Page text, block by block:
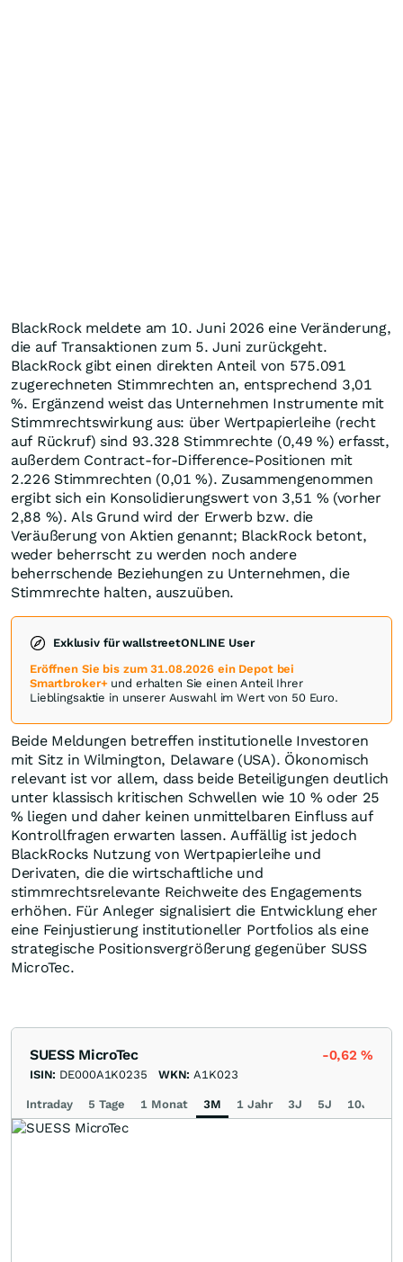
BlackRock meldete am 10. Juni 2026 eine Veränderung,
die auf Transaktionen zum 5. Juni zurückgeht.
BlackRock gibt einen direkten Anteil von 575.091
zugerechneten Stimmrechten an, entsprechend 3,01
%. Ergänzend weist das Unternehmen Instrumente mit
Stimmrechtswirkung aus: über Wertpapierleihe (recht
auf Rückruf) sind 93.328 Stimmrechte (0,49 %) erfasst,
außerdem Contract‑for‑Difference‑Positionen mit
2.226 Stimmrechten (0,01 %). Zusammengenommen
ergibt sich ein Konsolidierungswert von 3,51 % (vorher
2,88 %). Als Grund wird der Erwerb bzw. die
Veräußerung von Aktien genannt; BlackRock betont,
weder beherrscht zu werden noch andere
beherrschende Beziehungen zu Unternehmen, die
Stimmrechte halten, auszuüben.
Exklusiv für wallstreetONLINE User
Eröffnen Sie bis zum 31.08.2026 ein Depot bei
Smartbroker+und erhalten Sie einen Anteil Ihrer
Lieblingsaktie in unserer Auswahl im Wert von 50 Euro.
Beide Meldungen betreffen institutionelle Investoren
mit Sitz in Wilmington, Delaware (USA). Ökonomisch
relevant ist vor allem, dass beide Beteiligungen deutlich
unter klassisch kritischen Schwellen wie 10 % oder 25
% liegen und daher keinen unmittelbaren Einfluss auf
Kontrollfragen erwarten lassen. Auffällig ist jedoch
BlackRocks Nutzung von Wertpapierleihe und
Derivaten, die die wirtschaftliche und
stimmrechtsrelevante Reichweite des Engagements
erhöhen. Für Anleger signalisiert die Entwicklung eher
eine Feinjustierung institutioneller Portfolios als eine
strategische Positionsvergrößerung gegenüber SUSS
MicroTec.
SUESS MicroTec -0,62%
ISIN: DE000A1K0235 WKN: A1K023
Intraday 5 Tage 1 Monat 3M 1 Jahr 3J 5J 10J